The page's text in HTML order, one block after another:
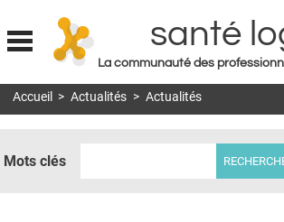
Jump to navigation
santé
La communauté des
MON COMPTE
Accueil > Actualités > Actualités
Mots clés